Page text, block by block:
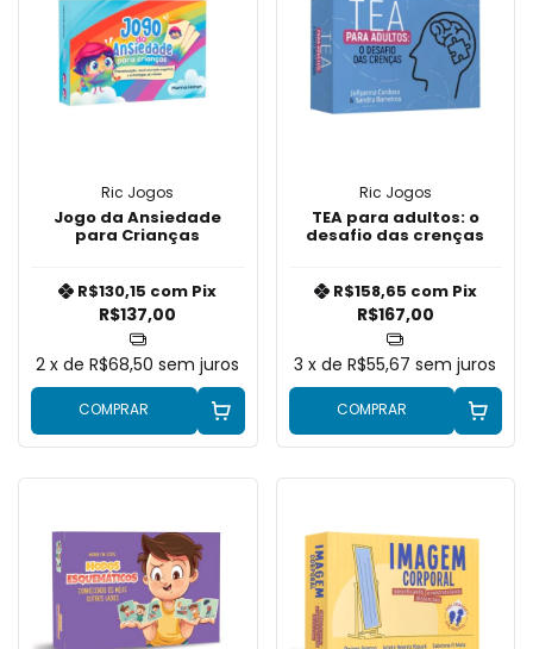
Ric Jogos
Jogo da Ansiedade
para Crianças
R$137,00
R$130,15 com Pix
2 x deR$68,50 sem juros
COMPRAR
Ric Jogos
TEA para adultos: o
desafio das crenças
R$167,00
R$158,65 com Pix
3 x deR$55,67 sem juros
COMPRAR